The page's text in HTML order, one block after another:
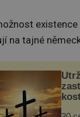
na tajné